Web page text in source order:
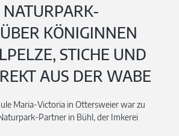
NATURPARK-
KÖNIGINNEN
STICHE UND
AUS DER WABE
Maria-Victoria in Ottersweier war zu
Partner in Bühl, der Imkerei